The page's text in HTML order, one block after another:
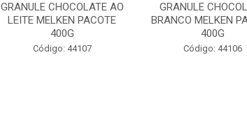
GRANULE CHOCOLATE AO
LEITE MELKEN PACOTE
400G
Código: 44107
GRANULE
BRANCO MELKEN
400G
Código: 44106